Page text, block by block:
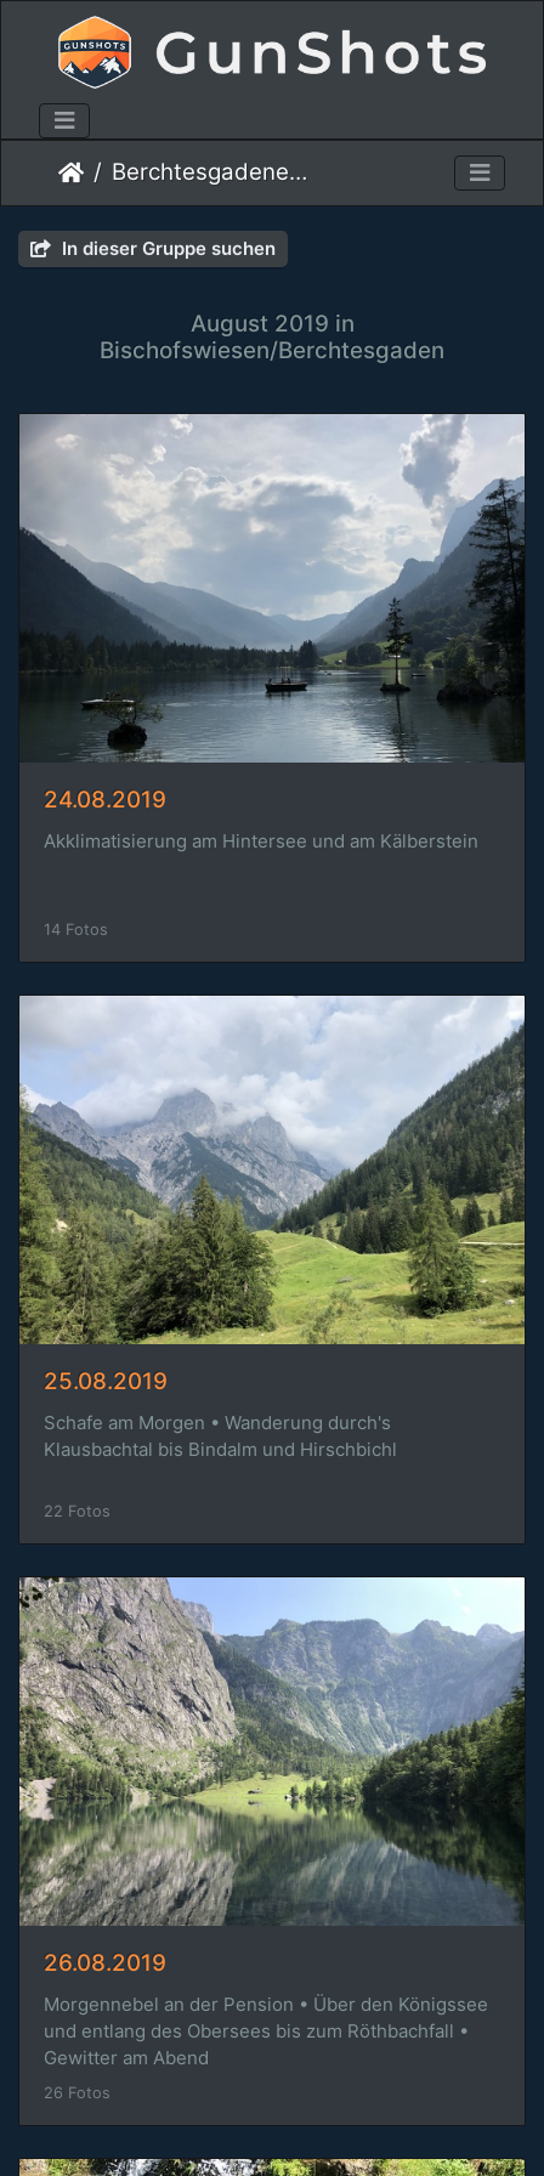
Berchtesgadener Land 2019
In dieser Gruppe suchen
August 2019 in
Bischofswiesen/Berchtesgaden
24.08.2019
Akklimatisierung am Hintersee und am Kälberstein
14 Fotos
25.08.2019
Schafe am Morgen • Wanderung durch's
Klausbachtal bis Bindalm und Hirschbichl
22 Fotos
26.08.2019
Morgennebel an der Pension • Über den Königssee
und entlang des Obersees bis zum Röthbachfall •
Gewitter am Abend
26 Fotos